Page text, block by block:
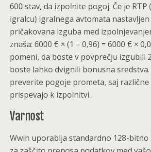
600 stav, da izpolnite pogoj. Če je
igralcu) igralnega avtomata nastavljen
pričakovana izguba med
znaša: 6000 € × (1 – 0,96) = 6000 € ×
pomeni, da boste v povprečju izgubili
boste lahko dvignili bonusna sredstva.
preverite pogoje prometa, saj
prispevajo k izpolnitvi.
Varnost
Wwin uporablja standardno 128-bitno